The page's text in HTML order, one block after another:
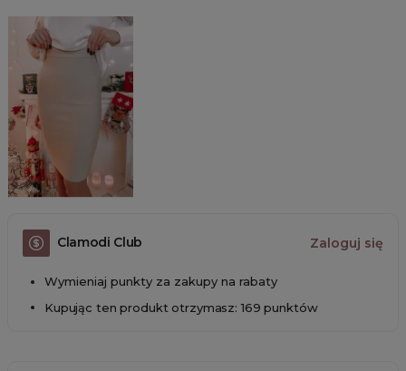
Clamodi Club Zaloguj się
Wymieniaj punkty za zakupy na rabaty
Kupując ten produkt otrzymasz: 169 punktów